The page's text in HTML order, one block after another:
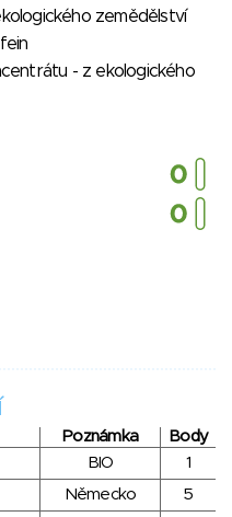
zemědělství
- z ekologického
Poznámka
Body
BIO
1
Německo 5